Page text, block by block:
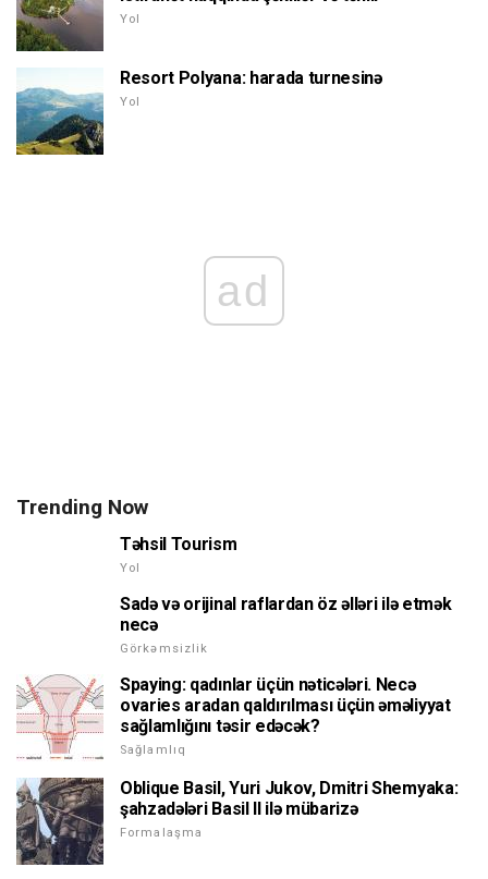
Yol
Resort Polyana: harada turnesinə
Yol
ad
Trending Now
Təhsil Tourism
Yol
Sadə və orijinal raflardan öz əlləri ilə etmək
necə
Görkəmsizlik
Spaying: qadınlar üçün nəticələri. Necə
ovaries aradan qaldırılması üçün əməliyyat
sağlamlığını təsir edəcək?
Sağlamlıq
Oblique Basil, Yuri Jukov, Dmitri Shemyaka:
şahzadələri Basil II ilə mübarizə
Formalaşma